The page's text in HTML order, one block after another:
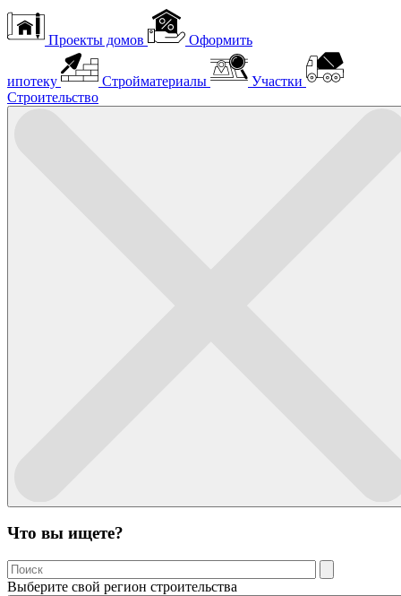
Проекты домов Оформить
ипотеку Стройматериалы
Участки
Строительство
Что вы ищете?
Выберите свой регион строительства